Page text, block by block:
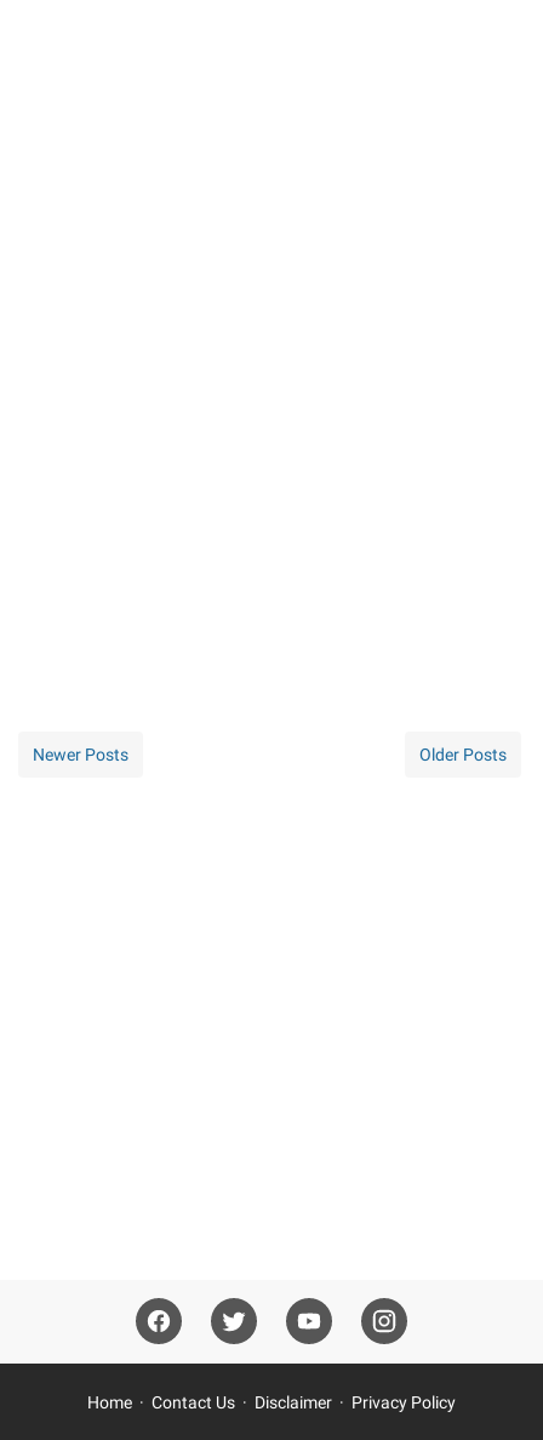
Newer Posts Older Posts
Home Contact Us Disclaimer Privacy Policy